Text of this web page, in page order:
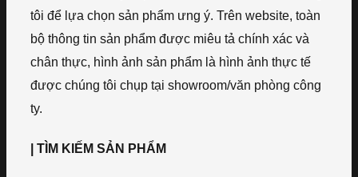
tôi để lựa chọn sản phẩm ưng ý. Trên website, toàn
bộ thông tin sản phẩm được miêu tả chính xác và
chân thực, hình ảnh sản phẩm là hình ảnh thực tế
được chúng tôi chụp tại showroom/văn phòng công
ty.
| TÌM KIẾM SẢN PHẨM